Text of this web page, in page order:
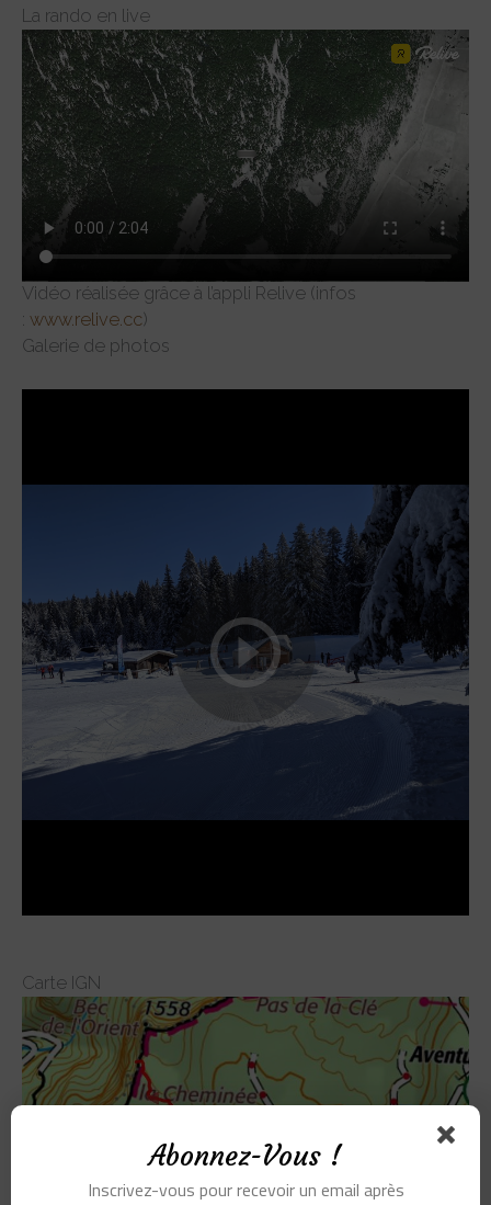
La rando en live
Vidéo réalisée grâce à l’appli Relive (infos
: www.relive.cc)
Galerie de photos
Carte IGN
Abonnez-Vous !
Inscrivez-vous pour recevoir un email après